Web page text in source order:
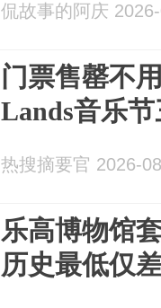
侃故事的阿庆
门票售罄不
Lands音乐
热搜摘要官 2026-
乐高博物馆
历史最低仅